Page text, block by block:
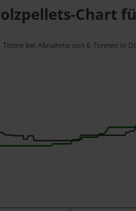
Chart
bei Abnahmevon 6 Tonnen in